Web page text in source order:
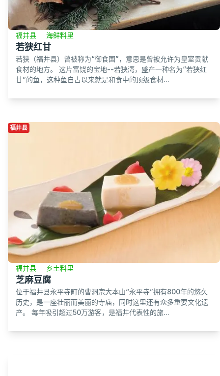
福井县 海鲜料里
若狭红甘
若狭（福井县）曾被称为“御食国”，意思是曾被允许为皇室贡献
食材的地方。 这片富饶的宝地--若狭湾，盛产一种名为“若狭红
甘”的鱼，这种鱼自古以来就是和食中的顶级食材...
福井县
福井县 乡土料里
芝麻豆腐
位于福井县永平寺町的曹洞宗大本山“永平寺”拥有800年的悠久
历史，是一座壮丽而美丽的寺庙，同时这里还有众多重要文化遗
产。 每年吸引超过50万游客，是福井代表性的旅...